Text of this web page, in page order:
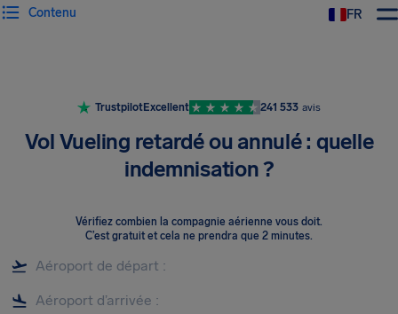
FR
Contenu
TrustpilotExcellent 241 533 avis
Vol Vueling retardé ou annulé : quelle
indemnisation ?
Vérifiez combien la compagnie aérienne vous doit.
C’est gratuit et cela ne prendra que 2 minutes.